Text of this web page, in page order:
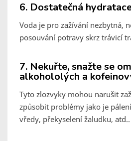
6. Dostatečná
Voda je pro zažívání nezbytná,
posouvání potravy skrz trávicí
7. Nekuřte, snažte se
alkohololých a
Tyto zlozvyky mohou narušit
způsobit problémy jako je
vředy, překyselení žaludku, atd..